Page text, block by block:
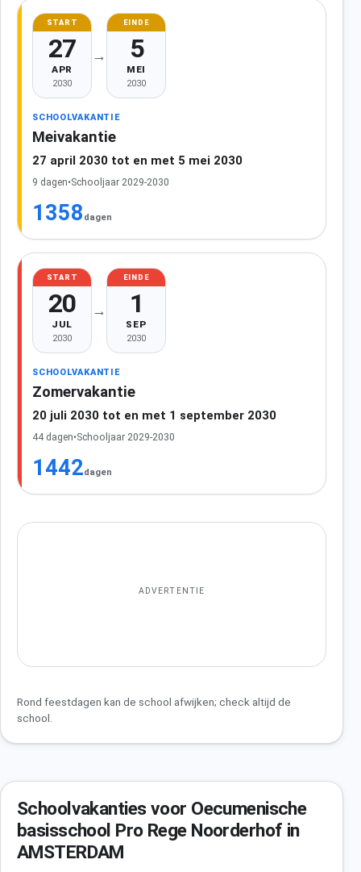
START
27
APR
2030
→
EINDE
5
MEI
2030
SCHOOLVAKANTIE
Meivakantie
27 april 2030 tot en met 5 mei 2030
9 dagen•Schooljaar 2029-2030
1358 dagen
START
20
JUL
2030
→
EINDE
1
SEP
2030
SCHOOLVAKANTIE
Zomervakantie
20 juli 2030 tot en met 1 september 2030
44 dagen•Schooljaar 2029-2030
1442dagen
ADVERTENTIE
Rond feestdagen kan de school afwijken; check altijd de
school.
Schoolvakanties voor Oecumenische
basisschool Pro Rege Noorderhof in
AMSTERDAM